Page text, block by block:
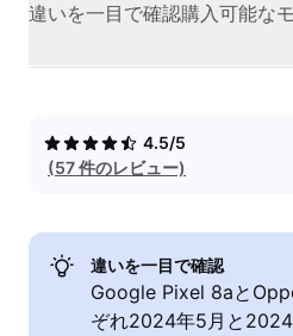
違いを一目で確認購入可能な
4.5/5
(57 件のレビュー)
違いを一目で確認
Google Pixel 8aと
ぞれ2024年5月と